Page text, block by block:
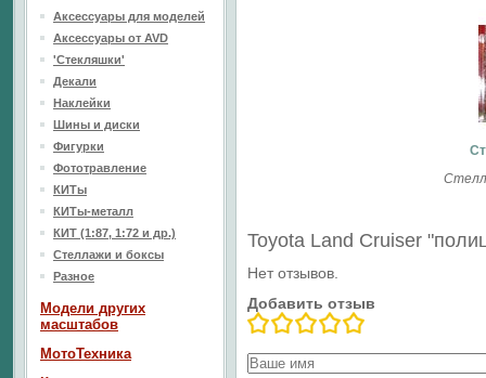
Toyota Land Cruiser
Нет отзывов.
Добавить отзыв
Аксессуары для моделей
Аксессуары от AVD
'Стекляшки'
Декали
Наклейки
Шины и диски
Фигурки
Фототравление
КИТы
КИТы-металл
КИТ (1:87, 1:72 и др.)
Стеллажи и боксы
Разное
Модели других
масштабов
МотоТехника